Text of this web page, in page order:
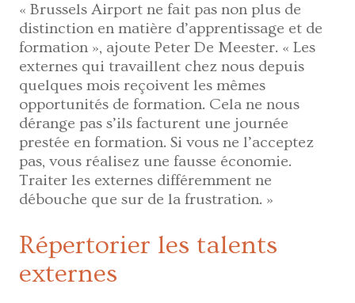
« Brussels Airport ne fait pas non plus de
distinction en matière d’apprentissage et de
formation », ajoute Peter De Meester. « Les
externes qui travaillent chez nous depuis
quelques mois reçoivent les mêmes
opportunités de formation. Cela ne nous
dérange pas s’ils facturent une journée
prestée en formation. Si vous ne l’acceptez
pas, vous réalisez une fausse économie.
Traiter les externes différemment ne
débouche que sur de la frustration. »
Répertorier les talents
externes